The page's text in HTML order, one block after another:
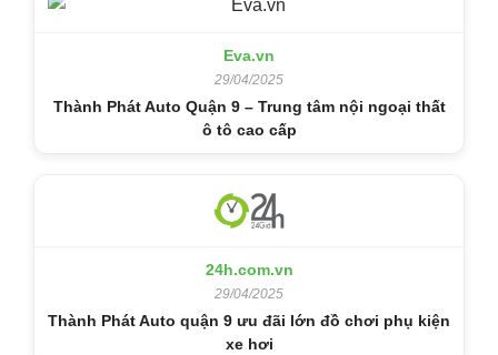
Eva.vn
29/04/2025
Thành Phát Auto Quận 9 – Trung tâm nội ngoại thất
ô tô cao cấp
24h.com.vn
29/04/2025
Thành Phát Auto quận 9 ưu đãi lớn đồ chơi phụ kiện
xe hơi